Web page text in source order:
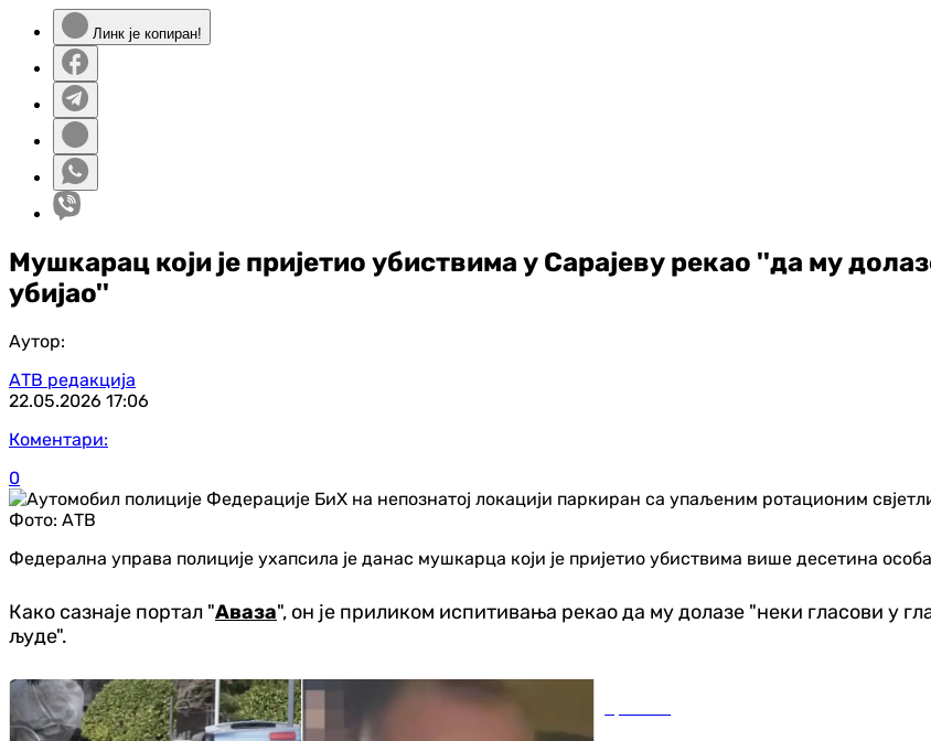
Линк је копиран!
Мушкарац који је пријетио убиствима у Сарајеву рекао ''да му
убијао''
Аутор:
АТВ редакција
22.05.2026 17:06
Коментари:
0
Фото: АТВ
Федерална управа полиције ухапсила је данас мушкарца који је пријетио убиствима више десетина
Како сазнаје портал "Аваза", он је приликом испитивања рекао да му долазе "неки гласови у
људе".